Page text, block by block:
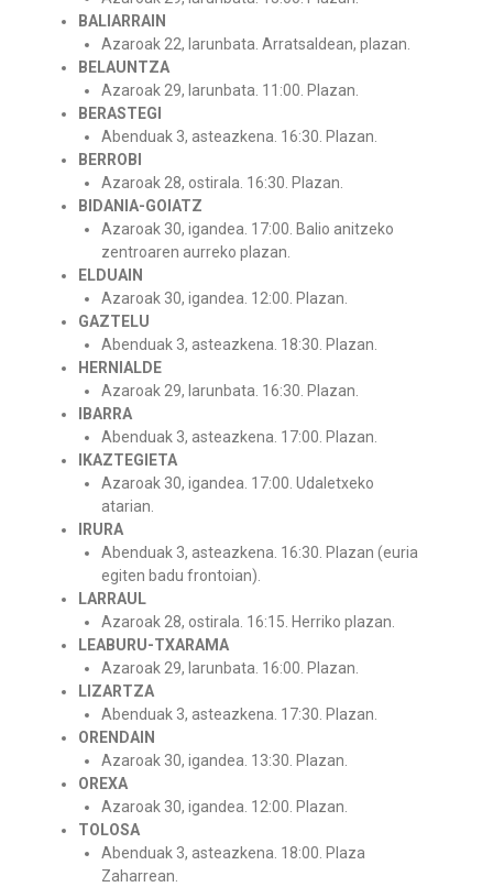
BALIARRAIN
Azaroak 22, larunbata. Arratsaldean, plazan.
BELAUNTZA
Azaroak 29, larunbata. 11:00. Plazan.
BERASTEGI
Abenduak 3, asteazkena. 16:30. Plazan.
BERROBI
Azaroak 28, ostirala. 16:30. Plazan.
BIDANIA-GOIATZ
Azaroak 30, igandea. 17:00. Balio anitzeko
zentroaren aurreko plazan.
ELDUAIN
Azaroak 30, igandea. 12:00. Plazan.
GAZTELU
Abenduak 3, asteazkena. 18:30. Plazan.
HERNIALDE
Azaroak 29, larunbata. 16:30. Plazan.
IBARRA
Abenduak 3, asteazkena. 17:00. Plazan.
IKAZTEGIETA
Azaroak 30, igandea. 17:00. Udaletxeko
atarian.
IRURA
Abenduak 3, asteazkena. 16:30. Plazan (euria
egiten badu frontoian).
LARRAUL
Azaroak 28, ostirala. 16:15. Herriko plazan.
LEABURU-TXARAMA
Azaroak 29, larunbata. 16:00. Plazan.
LIZARTZA
Abenduak 3, asteazkena. 17:30. Plazan.
ORENDAIN
Azaroak 30, igandea. 13:30. Plazan.
OREXA
Azaroak 30, igandea. 12:00. Plazan.
TOLOSA
Abenduak 3, asteazkena. 18:00. Plaza
Zaharrean.